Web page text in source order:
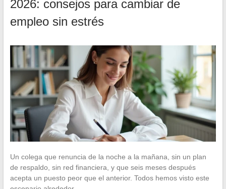
2026: consejos para cambiar de
empleo sin estrés
Un colega que renuncia de la noche a la mañana, sin un plan
de respaldo, sin red financiera, y que seis meses después
acepta un puesto peor que el anterior. Todos hemos visto este